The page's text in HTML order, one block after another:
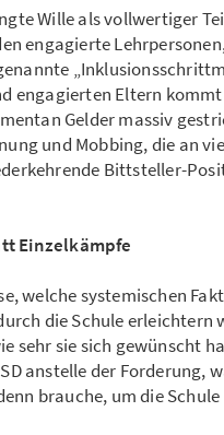
Wille als vollwertiger
engagierte
engagierten Eltern
Gelder massiv
und Mobbing, die an
Bittsteller-
Einzelkämpfe
welche systemischen
die Schule erleichtern
sehr sie sich gewünscht
anstelle der Forderung,
brauche, um die Schule